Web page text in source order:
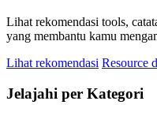
Lihat rekomendasi tools,
yang membantu kamu
Lihat rekomendasi Resource
Jelajahi per Kategori